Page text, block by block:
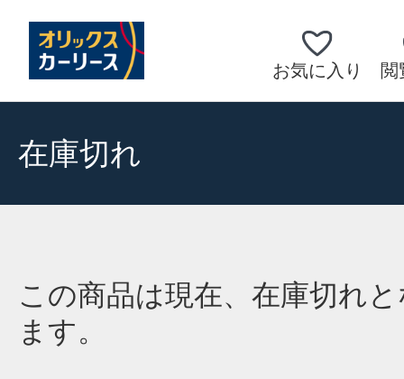
お気に入り 閲
在庫切れ
この商品は現在、在庫切れ
ます。